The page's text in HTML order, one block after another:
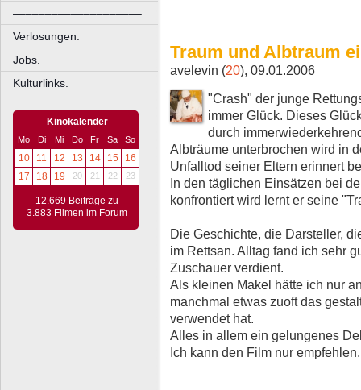
––––––––––––––––––––
Verlosungen.
Jobs.
Kulturlinks.
Kinokalender
Mo Di Mi Do Fr Sa So
10 11 12 13 14 15
16
17
18 19 20 21 22 23
12.669 Beiträge zu
3.883 Filmen im Forum
Traum und Albtraum
avelevin (20), 09.01.2006
"Crash" der junge
immer Glück. Dieses
durch
Albträume unterbrochen wird in
Unfalltod seiner Eltern erinnert
In den täglichen Einsätzen bei
konfrontiert wird lernt er seine
Die Geschichte, die Darsteller,
im Rettsan. Alltag fand ich sehr
Zuschauer verdient.
Als kleinen Makel hätte ich nur
manchmal etwas zuoft das
verwendet hat.
Alles in allem ein gelungenes
Ich kann den Film nur empfehlen.